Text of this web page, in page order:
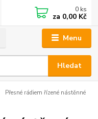
Menu
Hledat
0 ks
za 0,00 Kč
Přesné rádiem řízené nástěnné